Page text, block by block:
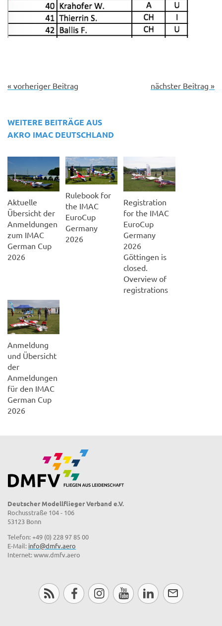
« vorheriger Beitrag nächster Beitrag »
WEITERE BEITRÄGE AUS
AKRO IMAC DEUTSCHLAND
Aktuelle
Übersicht der
Anmeldungen
zum IMAC
German Cup
2026
Rulebook for
the IMAC
EuroCup
Germany
2026
Registration
for the IMAC
EuroCup
Germany
2026
Göttingen is
closed.
Overview of
registrations
Anmeldung
und Übersicht
der
Anmeldungen
für den IMAC
German Cup
2026
Deutscher Modellflieger Verband e.V.
Rochusstraße 104 - 106
53123 Bonn
Telefon: +49 (0) 228 97 85 00
E-Mail: info@dmfv.aero
Internet: www.dmfv.aero